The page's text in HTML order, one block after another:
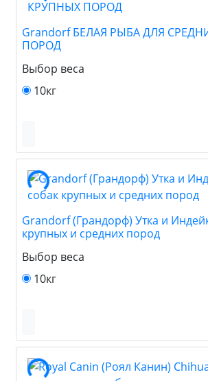
Grandorf БЕЛАЯ РЫБА ДЛЯ
ПОРОД
Выбор веса
10кг
Grandorf (Грандорф) Утка и
крупных и средних пород
Выбор веса
10кг